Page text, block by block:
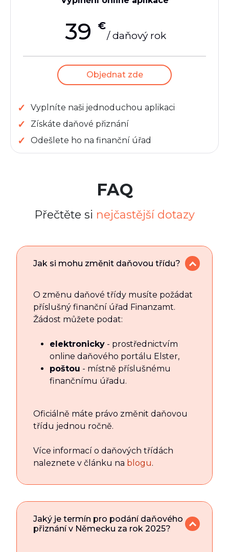
39 €
/ daňový rok
Objednat zde
Vyplníte naši jednoduchou aplikaci
Získáte daňové přiznání
Odešlete ho na finanční úřad
FAQ
Přečtěte si nejčastější dotazy
Jak si mohu změnit daňovou třídu?
O změnu daňové třídy musíte požádat
příslušný finanční úřad Finanzamt.
Žádost můžete podat:
elektronicky - prostřednictvím
online daňového portálu Elster,
poštou - místně příslušnému
finančnímu úřadu.
Oficiálně máte právo změnit daňovou
třídu jednou ročně.
Více informací o daňových třídách
naleznete v článku na blogu.
Jaký je termín pro podání daňového
přiznání v Německu za rok 2025?